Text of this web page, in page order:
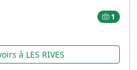
1
à LES RIVES